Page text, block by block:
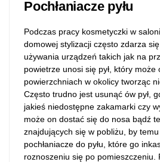
Pochłaniacze pyłu
Podczas pracy kosmetyczki w
domowej stylizacji często zdarza
używania urządzeń takich jak na
powietrze unosi się pył, który może
powierzchniach w okolicy tworząc
Często trudno jest usunąć ów pył,
jakieś niedostępne zakamarki czy
może on dostać się do nosa bądź
znajdujących się w pobliżu, by
pochłaniacze do pyłu, które go
roznoszeniu się po pomieszczeniu.